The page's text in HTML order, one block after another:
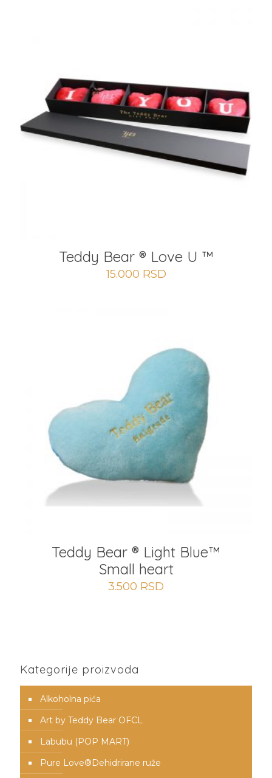
Teddy Bear ® Love U ™
15.000 RSD
Teddy Bear ® Light Blue™️
Small heart
3.500 RSD
Kategorije proizvoda
Alkoholna pića
Art by Teddy Bear OFCL
Labubu (POP MART)
Pure Love®️Dehidrirane ruže